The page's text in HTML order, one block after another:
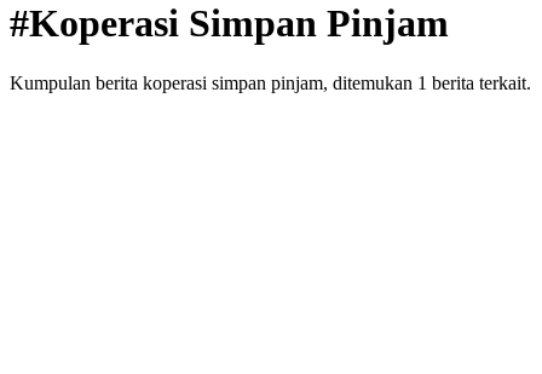
#Koperasi Simpan Pinjam
Kumpulan berita koperasi simpan pinjam, ditemukan 1 berita terkait.